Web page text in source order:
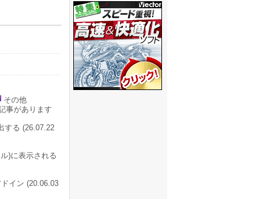
その他
事があります
する (26.07.22
)に表示される
イン (20.06.03